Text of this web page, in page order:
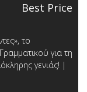
Best Price
το
για τη
γενιάς! |